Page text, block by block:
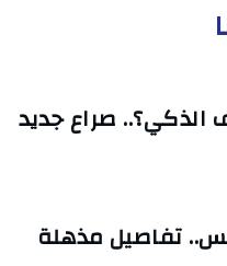
الذكي؟.. صراع جديد
تفاصيل مذهلة